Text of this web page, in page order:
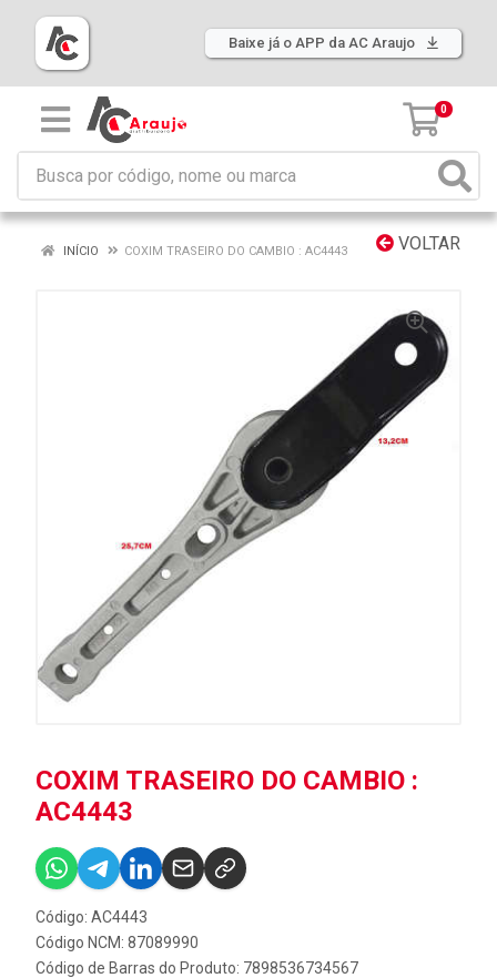
Baixe já o APP da AC Araujo
0
VOLTAR
INÍCIO COXIM TRASEIRO DO CAMBIO : AC4443
COXIM TRASEIRO DO CAMBIO :
AC4443
Código: AC4443
Código NCM: 87089990
Código de Barras do Produto: 7898536734567